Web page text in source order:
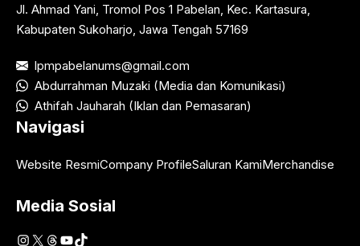
Jl. Ahmad Yani, Tromol Pos 1 Pabelan, Kec. Kartasura,
Kabupaten Sukoharjo, Jawa Tengah 57169
lpmpabelanums@gmail.com
Abdurrahman Muzaki (Media dan Komunikasi)
Athifah Jauharah (Iklan dan Pemasaran)
Navigasi
Website ResmiCompany ProfileSaluran KamiMerchandise
Media Sosial
Instagram
X Threads
YouTube
TikTok